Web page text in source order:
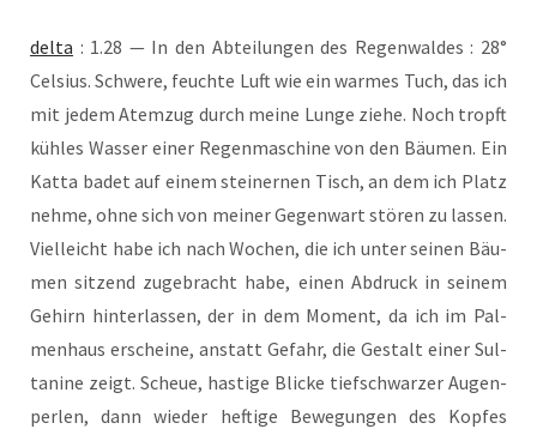
del­ta : 1.28 — In den Abtei­lun­gen des Regen­wal­des : 28°
Cel­si­us. Schwe­re, feuch­te Luft wie ein war­mes Tuch, das ich
mit jedem Atem­zug durch mei­ne Lun­ge zie­he. Noch tropft
küh­les Was­ser einer Regen­ma­schi­ne von den Bäu­men. Ein
Kat­ta badet auf einem stei­ner­nen Tisch, an dem ich Platz
neh­me, ohne sich von mei­ner Gegen­wart stö­ren zu las­sen.
Viel­leicht habe ich nach Wochen, die ich unter sei­nen Bäu­
men sit­zend zuge­bracht habe, einen Abdruck in sei­nem
Gehirn hin­ter­las­sen, der in dem Moment, da ich im Pal­
men­haus erschei­ne, anstatt Gefahr, die Gestalt einer Sul­
ta­ni­ne zeigt. Scheue, has­ti­ge Bli­cke tief­schwar­zer Augen­
per­len, dann wie­der hef­ti­ge Bewe­gun­gen des Kop­fes